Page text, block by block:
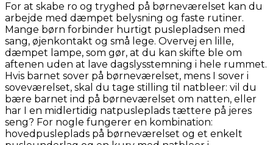
For at skabe ro og tryghed på børneværelset kan du
arbejde med dæmpet belysning og faste rutiner.
Mange børn forbinder hurtigt puslepladsen med
sang, øjenkontakt og små lege. Overvej en lille,
dæmpet lampe, som gør, at du kan skifte ble om
aftenen uden at lave dagslysstemning i hele rummet.
Hvis barnet sover på børneværelset, mens I sover i
soveværelset, skal du tage stilling til natbleer: vil du
bære barnet ind på børneværelset om natten, eller
har I en midlertidig natpusleplads tættere på jeres
seng? For nogle fungerer en kombination:
hovedpusleplads på børneværelset og et enkelt